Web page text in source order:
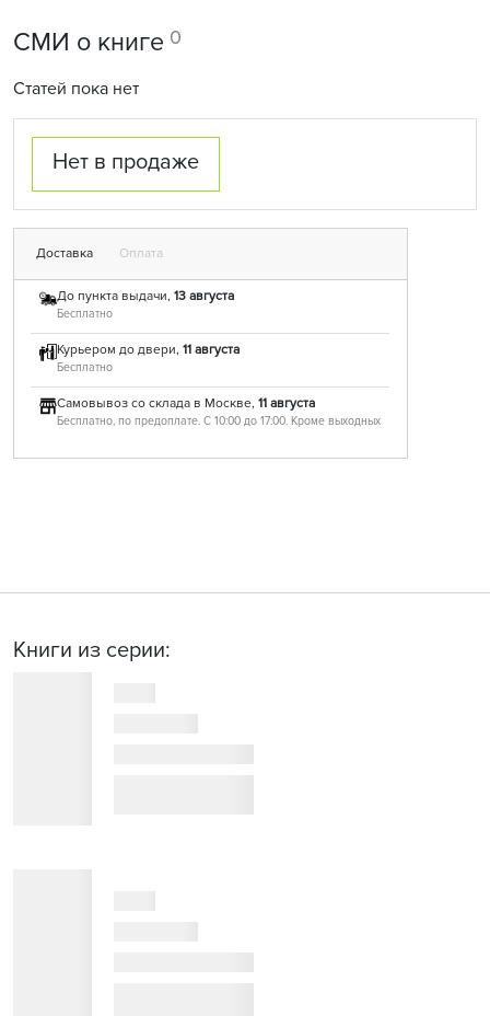
СМИ о книге 0
Статей пока нет
Нет в продаже
Доставка Оплата
До пункта выдачи, 13 августа
Бесплатно
Курьером до двери, 11 августа
Бесплатно
Самовывоз со склада в Москве, 11 августа
Бесплатно, по предоплате. С 10:00 до 17:00. Кроме выходных
Книги из серии: